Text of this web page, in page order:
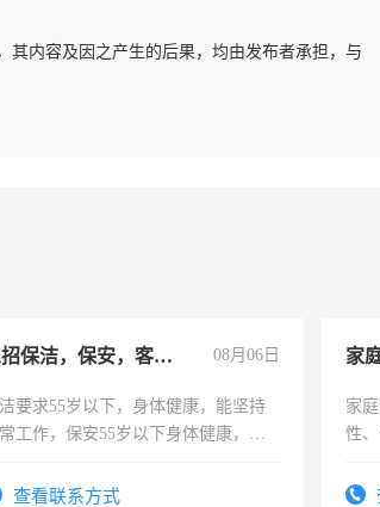
其内容及因之产生的后果，均由发布者承担，与
急招保洁，保安，客服，工程 08月06日
要求55岁以下，身体健康，能坚持
工作，保安55岁以下身体健康，有
客服要求45岁以下高中以上文化，
查看联系方式
家
家
性
太